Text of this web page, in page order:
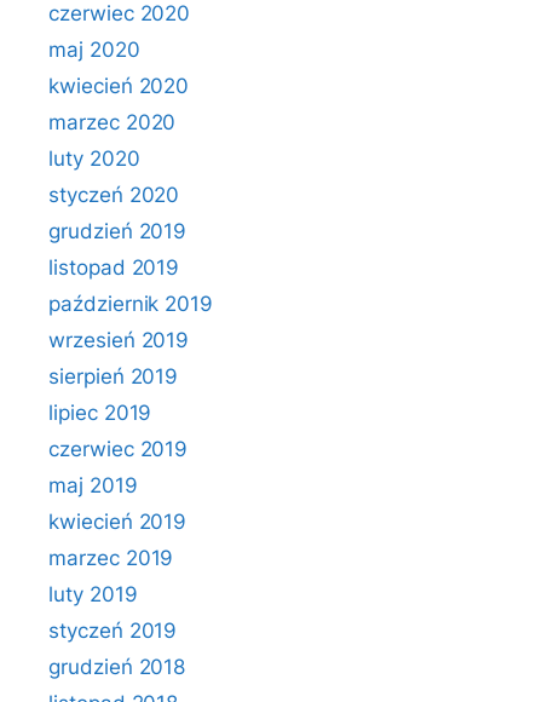
czerwiec 2020
maj 2020
kwiecień 2020
marzec 2020
luty 2020
styczeń 2020
grudzień 2019
listopad 2019
październik 2019
wrzesień 2019
sierpień 2019
lipiec 2019
czerwiec 2019
maj 2019
kwiecień 2019
marzec 2019
luty 2019
styczeń 2019
grudzień 2018